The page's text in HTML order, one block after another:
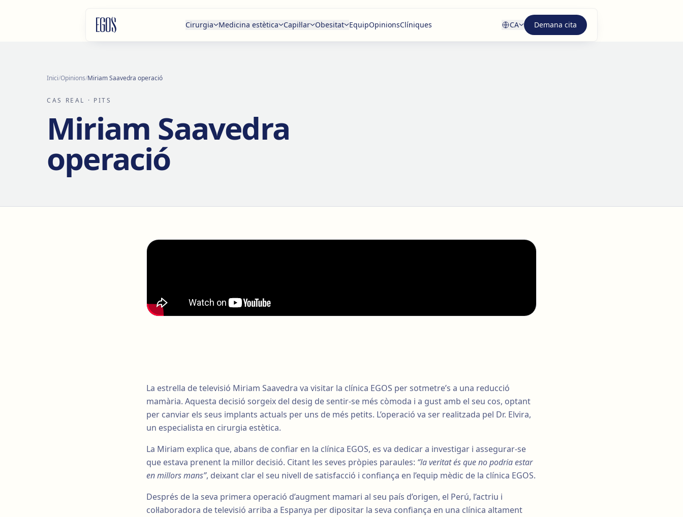
Cirurgia Medicina estètica Capil·lar Obesitat EquipOpinionsClíniques CA Demana cita
Inici/Opinions/Miriam Saavedra operació
CAS REAL · PITS
Miriam Saavedra
operació
La estrella de televisió Miriam Saavedra va visitar la clínica EGOS per sotmetre’s a una reducció
mamària. Aquesta decisió sorgeix del desig de sentir-se més còmoda i a gust amb el seu cos, optant
per canviar els seus implants actuals per uns de més petits. L’operació va ser realitzada pel Dr. Elvira,
un especialista en cirurgia estètica.
La Miriam explica que, abans de confiar en la clínica EGOS, es va dedicar a investigar i assegurar-se
que estava prenent la millor decisió. Citant les seves pròpies paraules: “la veritat és que no podria estar
en millors mans”, deixant clar el seu nivell de satisfacció i confiança en l’equip mèdic de la clínica EGOS.
Després de la seva primera operació d’augment mamari al seu país d’origen, el Perú, l’actriu i
col·laboradora de televisió arriba a Espanya per dipositar la seva confiança en una clínica altament